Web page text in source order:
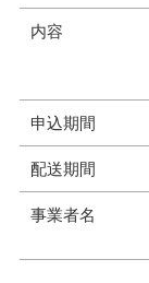
内容
申込期間
配送期間
事業者名